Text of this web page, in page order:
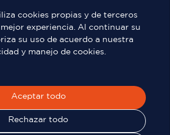
cookies propias y de terceros
experiencia. Al continuar su
su uso de acuerdo a nuestra
y manejo de cookies.
Aceptar todo
Rechazar todo